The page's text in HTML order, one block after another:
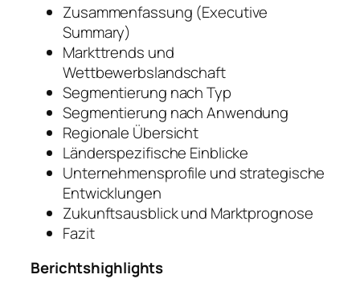
Zusammenfassung (Executive
Summary)
Markttrends und
Wettbewerbslandschaft
Segmentierung nach Typ
Segmentierung nach Anwendung
Regionale Übersicht
Länderspezifische Einblicke
Unternehmensprofile und strategische
Entwicklungen
Zukunftsausblick und Marktprognose
Fazit
Berichtshighlights